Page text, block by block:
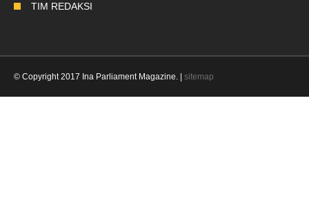
TIM REDAKSI
© Copyright 2017 Ina Parliament Magazine. | sitemap